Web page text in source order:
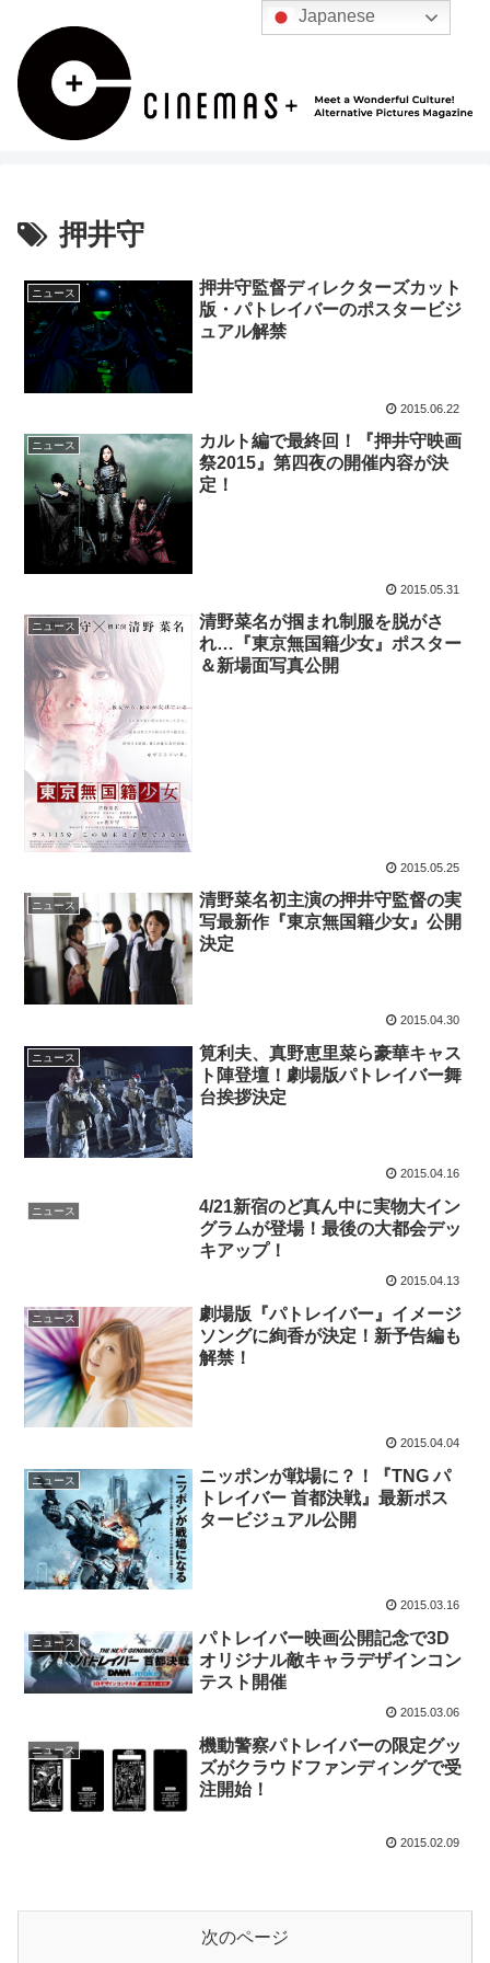
押井守
ニュース
押井守監督ディレクターズカット
版・パトレイバーのポスタービジ
ュアル解禁
2015.06.22
ニュース
カルト編で最終回！『押井守映画
祭2015』第四夜の開催内容が決
定！
2015.05.31
ニュース
清野菜名が掴まれ制服を脱がさ
れ…『東京無国籍少女』ポスター
＆新場面写真公開
2015.05.25
ニュース
清野菜名初主演の押井守監督の実
写最新作『東京無国籍少女』公開
決定
2015.04.30
ニュース
筧利夫、真野恵里菜ら豪華キャス
ト陣登壇！劇場版パトレイバー舞
台挨拶決定
2015.04.16
ニュース
4/21新宿のど真ん中に実物大イン
グラムが登場！最後の大都会デッ
キアップ！
2015.04.13
ニュース
劇場版『パトレイバー』イメージ
ソングに絢香が決定！新予告編も
解禁！
2015.04.04
ニュース
ニッポンが戦場に？！『TNG パ
トレイバー 首都決戦』最新ポス
タービジュアル公開
2015.03.16
ニュース
パトレイバー映画公開記念で3D
オリジナル敵キャラデザインコン
テスト開催
2015.03.06
ニュース
機動警察パトレイバーの限定グッ
ズがクラウドファンディングで受
注開始！
2015.02.09
次のページ
Japanese